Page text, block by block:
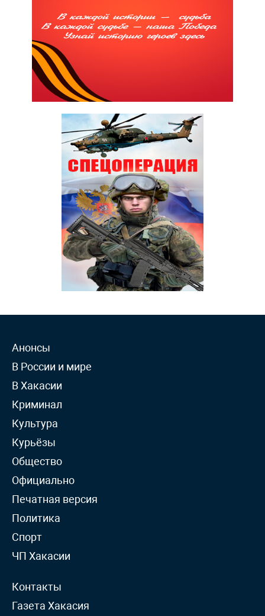
Анонсы
В России и мире
В Хакасии
Криминал
Культура
Курьёзы
Общество
Официально
Печатная версия
Политика
Спорт
ЧП Хакасии
Контакты
Газета Хакасия